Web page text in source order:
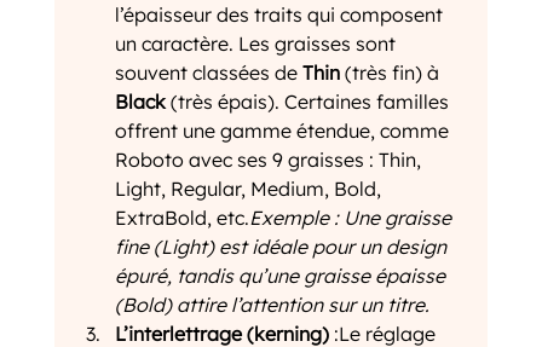
l’épaisseur des traits qui composent
un caractère. Les graisses sont
souvent classées de Thin (très fin) à
Black (très épais). Certaines familles
offrent une gamme étendue, comme
Roboto avec ses 9 graisses : Thin,
Light, Regular, Medium, Bold,
ExtraBold, etc.Exemple : Une graisse
fine (Light) est idéale pour un design
épuré, tandis qu’une graisse épaisse
(Bold) attire l’attention sur un titre.
L’interlettrage (kerning) :Le réglage